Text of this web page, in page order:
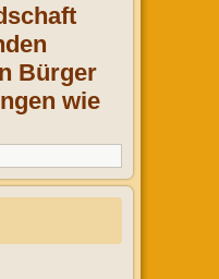
Bürger
wie